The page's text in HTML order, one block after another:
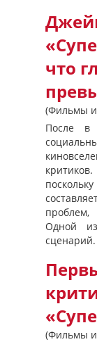
что
(Фильмы
После в
Одной
(Фильмы